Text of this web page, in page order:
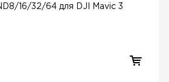
16/32/64 для DJI Mavic 3